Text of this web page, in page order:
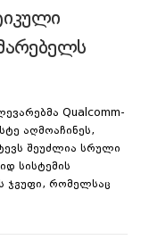
Qualcomm-
აღმოაჩინეს,
შეუძლია სრული
სისტემის
ჯგუფი, რომელსაც